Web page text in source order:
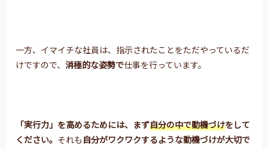
一方、イマイチな社員は、指示されたことをただやっているだ
けですので、 消極的な姿勢で仕事を行っています。
「実行力」を高めるためには、 まず自分の中で動機づけをして
ください。 それも 自分がワクワクするような動機づけが大切で